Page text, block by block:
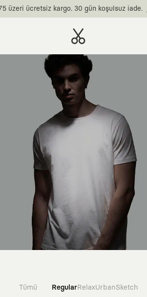
üzeri ücretsiz kargo. 30 gün koşulsuz iade.
Tümü RegularRelaxUrbanSketch